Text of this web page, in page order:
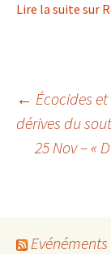
Lire la suite sur
des
← Écocides
dérives du
25 Nov – «
Evénéments